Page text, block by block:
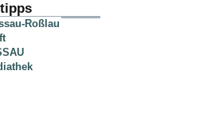
Roßlau